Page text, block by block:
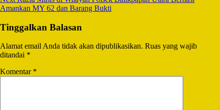
Amankan MY 62 dan Barang Bukti
Tinggalkan Balasan
Alamat email Anda tidak akan dipublikasikan. Ruas yang wajib
ditandai *
Komentar *